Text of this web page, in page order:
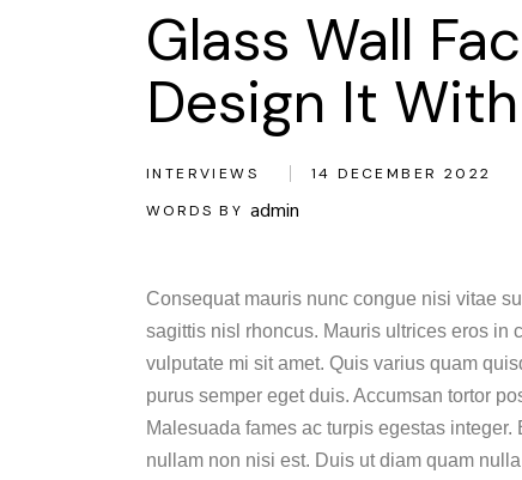
Glass Wall
Design It
INTERVIEWS
14 DECEMBER 2022
WORDS BY admin
Consequat mauris nunc congue nisi vitae
sagittis nisl rhoncus. Mauris ultrices eros in
vulputate mi sit amet. Quis varius quam
purus semper eget duis. Accumsan tortor
Malesuada fames ac turpis egestas
nullam non nisi est. Duis ut diam quam